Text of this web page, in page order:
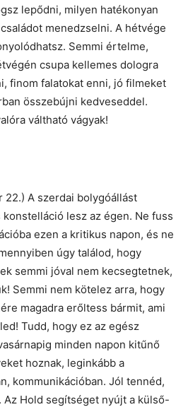
lepődni, milyen hatékonyan
menedzselni. A hétvége
Semmi értelme,
csupa kellemes dologra
finom falatokat enni, jó filmeket
összebújni kedveseddel.
váltható vágyak!
22.) A szerdai bolygóállást
lesz az égen. Ne fuss
ezen a kritikus napon, és ne
úgy találod, hogy
semmi jóval nem kecsegtetnek,
Semmi nem kötelez arra, hogy
magadra erőltess bármit, ami
Tudd, hogy ez az egész
minden napon kitűnő
hoznak, leginkább a
kommunikációban. Jól tennéd,
Az Hold segítséget nyújt a külső-